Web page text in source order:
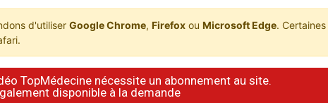
d'utiliser Google Chrome, Firefoxou Microsoft Edge. Certaines
TopMédecine nécessite un abonnement au site.
disponible à la demande